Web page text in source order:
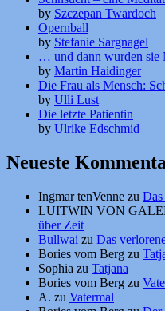
by Szczepan Twardoch
Opernball
by Stefanie Sargnagel
… und dann wurden sie
by Martin Haidinger
Die Frau als Mensch:
by Ulli Lust
Die letzte Patientin
by Ulrike Edschmid
Neueste
Ingmar tenVenne zu
LUITWIN VON
über Zeit
Bullwai zu Das
Bories vom Berg zu
Sophia zu Tatjana
Bories vom Berg zu
A. zu Vatermal